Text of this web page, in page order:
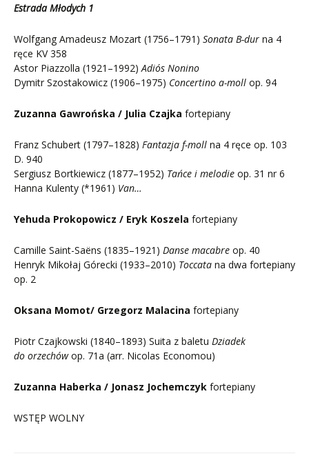
Estrada Młodych 1
Wolfgang Amadeusz Mozart (1756–1791) Sonata B-dur na 4
ręce KV 358
Astor Piazzolla (1921–1992)Adiós Nonino
Dymitr Szostakowicz (1906–1975) Concertino a-moll op. 94
Zuzanna Gawrońska / Julia Czajka fortepiany
Franz Schubert (1797–1828) Fantazja f-moll na 4 ręce op. 103
D. 940
Sergiusz Bortkiewicz (1877–1952) Tańce i melodie op. 31 nr 6
Hanna Kulenty (*1961) Van…
Yehuda Prokopowicz / Eryk Koszela fortepiany
Camille Saint-Saëns (1835–1921) Danse macabre op. 40
Henryk Mikołaj Górecki (1933–2010) Toccata na dwa fortepiany
op. 2
Oksana Momot/ Grzegorz Malacina fortepiany
Piotr Czajkowski (1840–1893) Suita z baletu Dziadek
do orzechówop. 71a (arr. Nicolas Economou)
Zuzanna Haberka / Jonasz Jochemczyk fortepiany
WSTĘP WOLNY